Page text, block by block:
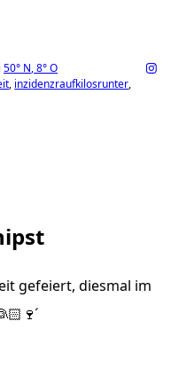
50° N,8°O
inzidenzraufkilosrunter
gefeiert, diesmal im